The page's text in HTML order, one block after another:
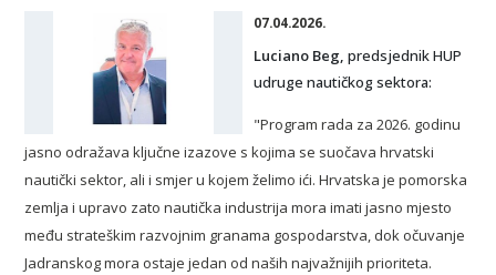
07.04.2026.
Luciano Beg,predsjednik HUP
udruge nautičkog sektora:
"Program rada za 2026. godinu
jasno odražava ključne izazove s kojima se suočava hrvatski
nautički sektor, ali i smjer u kojem želimo ići. Hrvatska je pomorska
zemlja i upravo zato nautička industrija mora imati jasno mjesto
među strateškim razvojnim granama gospodarstva, dok očuvanje
Jadranskog mora ostaje jedan od naših najvažnijih prioriteta.